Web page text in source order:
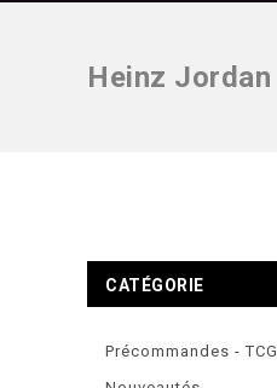
Heinz Jordan
CATÉGORIE
Précommandes - TCG